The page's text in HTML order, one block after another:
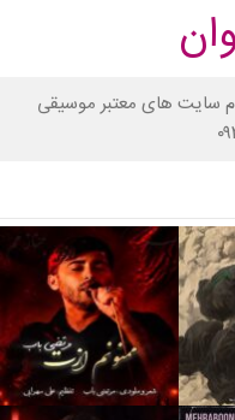
های معتبر موسیقی